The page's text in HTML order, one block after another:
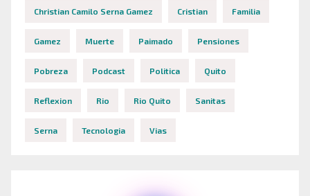
Christian Camilo Serna Gamez Cristian Familia
Gamez Muerte Paimado Pensiones
Pobreza Podcast Politica Quito
Reflexion Rio Rio Quito Sanitas
Serna Tecnologia Vias